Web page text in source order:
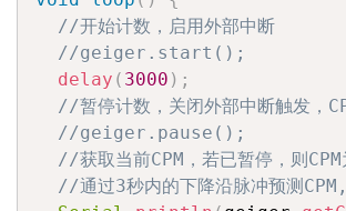
//开始计数，启用外部中断
//geiger.start();
delay ( 3000 ) ;
//暂停计数，关闭外部中断触发，
//geiger.pause();
//获取当前CPM，若已暂停，则CPM
//通过3秒内的下降沿脉冲预测